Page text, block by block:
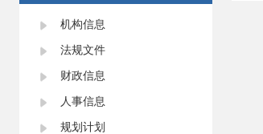
机构信息
法规文件
财政信息
人事信息
规划计划